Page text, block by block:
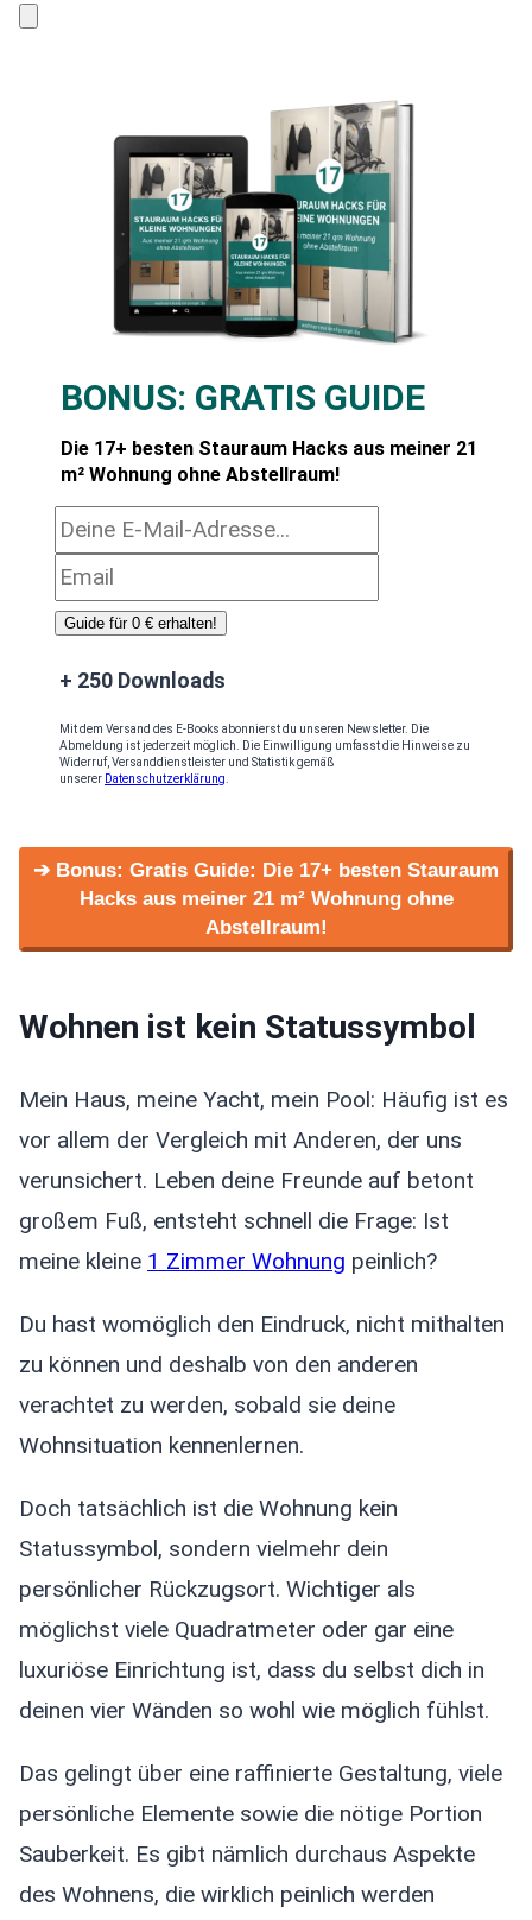
BONUS: GRATIS GUIDE
Die 17+ besten Stauraum Hacks aus meiner 21
m² Wohnung ohne Abstellraum!
Guide für 0 € erhalten!
+ 250 Downloads
Mit dem Versand des E-Books abonnierst du unseren Newsletter. Die
Abmeldung ist jederzeit möglich. Die Einwilligung umfasst die Hinweise zu
Widerruf, Versanddienstleister und Statistik gemäß
unserer Datenschutzerklärung
➔ Bonus: Gratis Guide: Die 17+ besten Stauraum
Hacks aus meiner 21 m² Wohnung ohne
Abstellraum!
Wohnen ist kein Statussymbol
Mein Haus, meine Yacht, mein Pool: Häufig ist es
vor allem der Vergleich mit Anderen, der uns
verunsichert. Leben deine Freunde auf betont
großem Fuß, entsteht schnell die Frage: Ist
meine kleine 1 Zimmer Wohnung peinlich?
Du hast womöglich den Eindruck, nicht mithalten
zu können und deshalb von den anderen
verachtet zu werden, sobald sie deine
Wohnsituation kennenlernen.
Doch tatsächlich ist die Wohnung kein
Statussymbol, sondern vielmehr dein
persönlicher Rückzugsort. Wichtiger als
möglichst viele Quadratmeter oder gar eine
luxuriöse Einrichtung ist, dass du selbst dich in
deinen vier Wänden so wohl wie möglich fühlst.
Das gelingt über eine raffinierte Gestaltung, viele
persönliche Elemente sowie die nötige Portion
Sauberkeit. Es gibt nämlich durchaus Aspekte
des Wohnens, die wirklich peinlich werden